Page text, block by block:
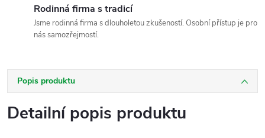
Rodinná firma s tradicí
Jsme rodinná firma s dlouholetou zkušeností. Osobní přístup je pro
nás samozřejmostí.
Popis produktu
Detailní popis produktu